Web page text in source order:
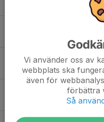
0
Rörelseglädje på
ÅRSFEST 2026!
2 apr, 10:45 0
Hultsfred HFs
25 mar, 08:30 1
Vi använder oss av
webbplats ska
även för
förbättra
Så